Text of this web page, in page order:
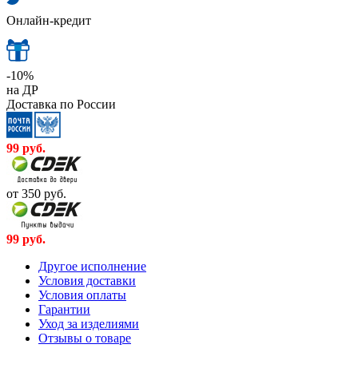
Онлайн-кредит
-10%
на ДР
Доставка по России
99 руб.
от 350 руб.
99 руб.
Другое исполнение
Условия доставки
Условия оплаты
Гарантии
Уход за изделиями
Отзывы о товаре